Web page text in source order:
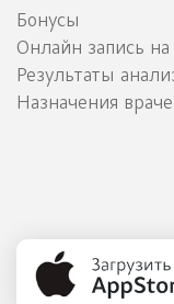
Бонусы
Онлайн запись
Результаты
Назначения